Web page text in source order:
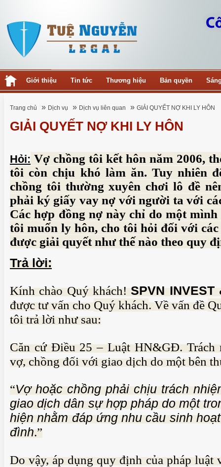
Giới thiệu Tin tức Thương hiệu Bản quyền
Trang chủ » Dịch vụ » Dịch vụ liên quan » GIẢI QUYẾT NỢ KHI LY HÔN
GIẢI QUYẾT NỢ KHI LY HÔN
Hỏi: Vợ chồng tôi kết hôn năm 2006,
tôi còn chịu khó làm ăn. Tuy nhiên
chồng tôi thường xuyên chơi lô đề
phải ký giấy vay nợ với người ta với
Các hợp đồng nợ này chỉ do một
tôi muốn ly hôn, cho tôi hỏi đối với
được giải quyết như thế nào theo quy
Trả lời:
Kính chào Quý khách!SPVN INVEST
được tư vấn cho Quý khách. Về vấn đề
tôi trả lời như sau:
Căn cứ Điều 25 – Luật HN&GĐ. Trách
vợ, chồng đối với giao dịch do một bên
“Vợ hoặc chồng phải chịu trách
giao dịch dân sự hợp pháp do một
hiện nhằm đáp ứng nhu cầu sinh
đình.”
Do vậy, áp dụng quy định của pháp luật
TUỆ